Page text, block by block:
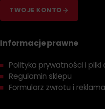
TWOJE KONTO
Informacje prawne
Polityka prywatności i pliki
Regulamin sklepu
Formularz zwrotu i